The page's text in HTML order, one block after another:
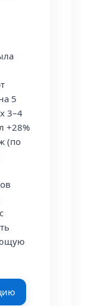
5
3–4
+28%
(по